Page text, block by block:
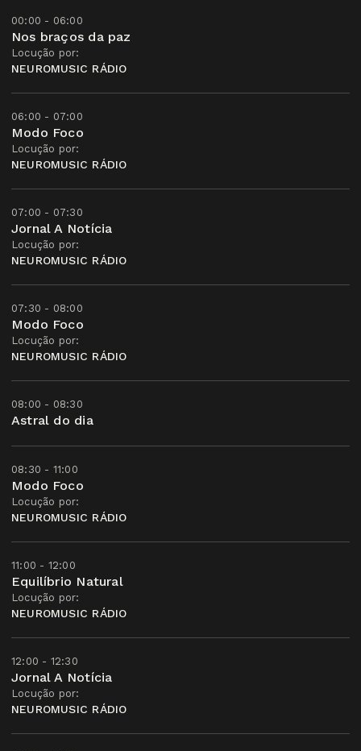
00:00 - 06:00
Nos braços da paz
Locução por:
NEUROMUSIC RÁDIO
06:00 - 07:00
Modo Foco
Locução por:
NEUROMUSIC RÁDIO
07:00 - 07:30
Jornal A Notícia
Locução por:
NEUROMUSIC RÁDIO
07:30 - 08:00
Modo Foco
Locução por:
NEUROMUSIC RÁDIO
08:00 - 08:30
Astral do dia
08:30 - 11:00
Modo Foco
Locução por:
NEUROMUSIC RÁDIO
11:00 - 12:00
Equilíbrio Natural
Locução por:
NEUROMUSIC RÁDIO
12:00 - 12:30
Jornal A Notícia
Locução por:
NEUROMUSIC RÁDIO